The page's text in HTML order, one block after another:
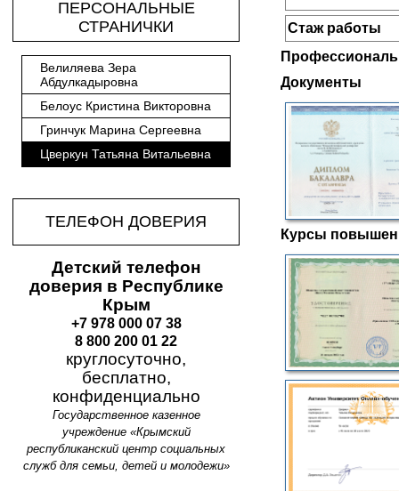
ПЕРСОНАЛЬНЫЕ
СТРАНИЧКИ
Велиляева Зера
Абдулкадыровна
Белоус Кристина Викторовна
Гринчук Марина Сергеевна
Цверкун Татьяна Витальевна
ТЕЛЕФОН ДОВЕРИЯ
Детский телефон
доверия в Республике
Крым
+7 978 000 07 38
8 800 200 01 22
круглосуточно,
бесплатно,
конфиденциально
Государственное казенное
учреждение «Крымский
республиканский центр социальных
служб для семьи, детей и молодежи»
Стаж работы
Документы
Курсы